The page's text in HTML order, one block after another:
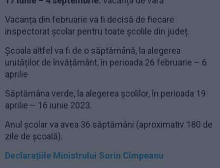
Vacanța din februarie va fi decisă de fiecare
inspectorat școlar pentru toate școlile din județ.
Școala altfel va fi de o săptămână, la alegerea
unităților de învățământ, în perioada 26 februarie – 6
aprilie
Săptămâna verde, la alegerea școlilor, în perioada 19
aprilie – 16 iunie 2023.
Anul școlar va avea 36 săptămâni (aproximativ 180 de
zile de școală).
Declarațiile Ministrului Sorin Cîmpeanu